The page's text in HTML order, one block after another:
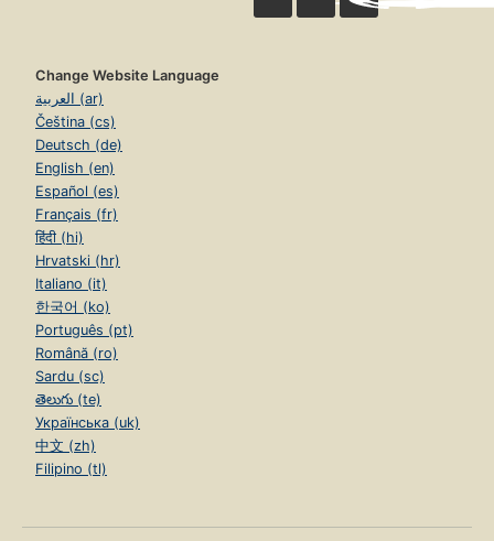
Change Website Language
العربية (ar)
Čeština (cs)
Deutsch (de)
English (en)
Español (es)
Français (fr)
हिंदी (hi)
Hrvatski (hr)
Italiano (it)
한국어 (ko)
Português (pt)
Română (ro)
Sardu (sc)
తెలుగు (te)
Українська (uk)
中文 (zh)
Filipino (tl)